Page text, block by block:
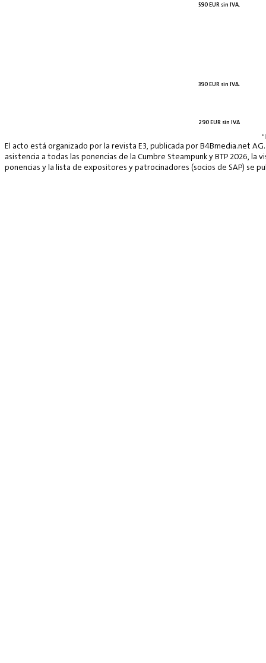
590 EUR sin IVA.
390 EUR sin IVA.
290 EUR sin IVA
El acto está organizado por la revista E3, publicada por B4Bmedia.net
asistencia a todas las ponencias de la Cumbre Steampunk y BTP 2026,
ponencias y la lista de expositores y patrocinadores (socios de SAP) se